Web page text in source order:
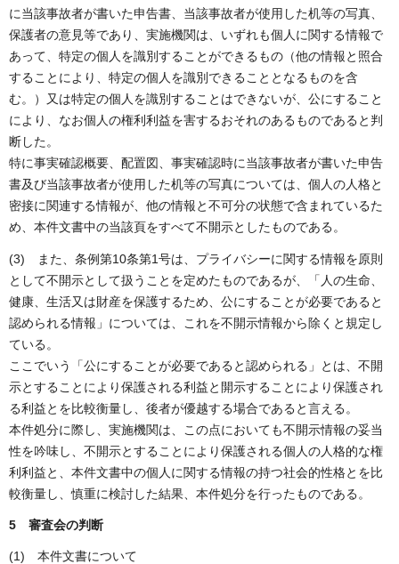
に当該事故者が書いた申告書、当該事故者が使用した机等の写真、
保護者の意見等であり、実施機関は、いずれも個人に関する情報で
あって、特定の個人を識別することができるもの（他の情報と照合
することにより、特定の個人を識別できることとなるものを含
む。）又は特定の個人を識別することはできないが、公にすること
により、なお個人の権利利益を害するおそれのあるものであると判
断した。
特に事実確認概要、配置図、事実確認時に当該事故者が書いた申告
書及び当該事故者が使用した机等の写真については、個人の人格と
密接に関連する情報が、他の情報と不可分の状態で含まれているた
め、本件文書中の当該頁をすべて不開示としたものである。
(3) また、条例第10条第1号は、プライバシーに関する情報を原則
として不開示として扱うことを定めたものであるが、「人の生命、
健康、生活又は財産を保護するため、公にすることが必要であると
認められる情報」については、これを不開示情報から除くと規定し
ている。
ここでいう「公にすることが必要であると認められる」とは、不開
示とすることにより保護される利益と開示することにより保護され
る利益とを比較衡量し、後者が優越する場合であると言える。
本件処分に際し、実施機関は、この点においても不開示情報の妥当
性を吟味し、不開示とすることにより保護される個人の人格的な権
利利益と、本件文書中の個人に関する情報の持つ社会的性格とを比
較衡量し、慎重に検討した結果、本件処分を行ったものである。
5 審査会の判断
(1) 本件文書について